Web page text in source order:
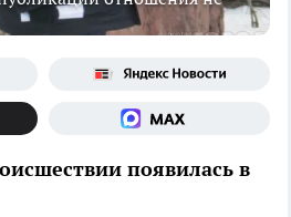
появилась в